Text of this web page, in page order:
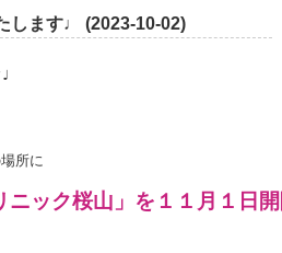
します♩ (2023-10-02)
所に